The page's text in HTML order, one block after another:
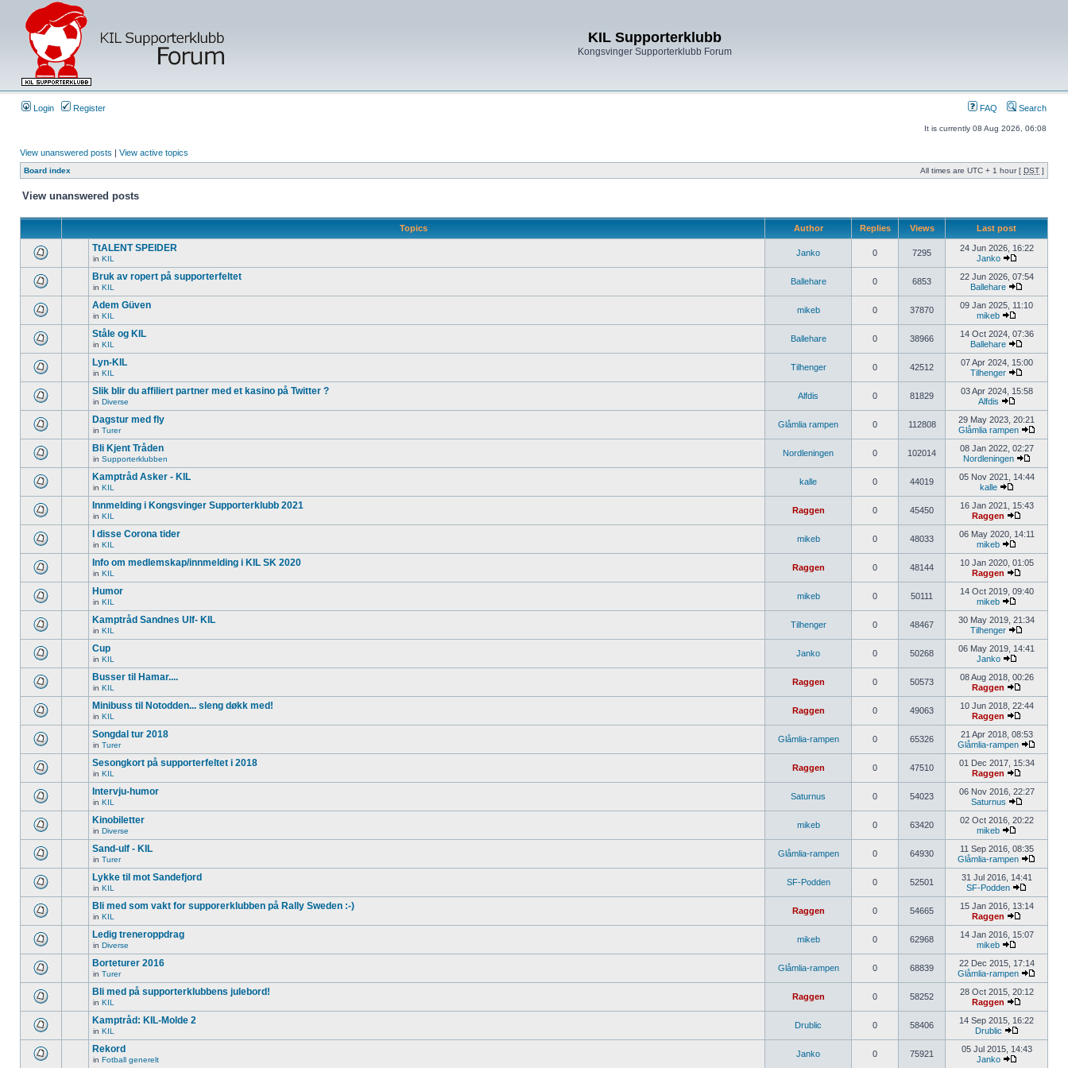
KIL Supporterklubb
Kongsvinger Supporterklubb Forum
Login Register FAQ Search
It is currently 08 Aug 2026, 06:08
View unanswered posts | View active topics
Board index All times are UTC + 1 hour [ DST ]
View unanswered posts
Topics Author Replies Views Last post
TtALENT SPEIDER
in KIL
Janko 0 7295
24 Jun 2026, 16:22
Janko
Bruk av ropert på supporterfeltet
in KIL
Ballehare 0 6853
22 Jun 2026, 07:54
Ballehare
Adem Güven
in KIL
mikeb 0 37870
09 Jan 2025, 11:10
mikeb
Ståle og KIL
in KIL
Ballehare 0 38966
14 Oct 2024, 07:36
Ballehare
Lyn-KIL
in KIL
Tilhenger 0 42512
07 Apr 2024, 15:00
Tilhenger
Slik blir du affiliert partner med et kasino på Twitter ?
in Diverse
Alfdis 0 81829
03 Apr 2024, 15:58
Alfdis
Dagstur med fly
in Turer
Glåmlia rampen 0 112808
29 May 2023, 20:21
Glåmlia rampen
Bli Kjent Tråden
in Supporterklubben
Nordleningen 0 102014
08 Jan 2022, 02:27
Nordleningen
Kamptråd Asker - KIL
in KIL
kalle 0 44019
05 Nov 2021, 14:44
kalle
Innmelding i Kongsvinger Supporterklubb 2021
in KIL
Raggen 0 45450
16 Jan 2021, 15:43
Raggen
I disse Corona tider
in KIL
mikeb 0 48033
06 May 2020, 14:11
mikeb
Info om medlemskap/innmelding i KIL SK 2020
in KIL
Raggen 0 48144
10 Jan 2020, 01:05
Raggen
Humor
in KIL
mikeb 0 50111
14 Oct 2019, 09:40
mikeb
Kamptråd Sandnes Ulf- KIL
in KIL
Tilhenger 0 48467
30 May 2019, 21:34
Tilhenger
Cup
in KIL
Janko 0 50268
06 May 2019, 14:41
Janko
Busser til Hamar....
in KIL
Raggen 0 50573
08 Aug 2018, 00:26
Raggen
Minibuss til Notodden... sleng døkk med!
in KIL
Raggen 0 49063
10 Jun 2018, 22:44
Raggen
Songdal tur 2018
in Turer
Glåmlia-rampen 0 65326
21 Apr 2018, 08:53
Glåmlia-rampen
Sesongkort på supporterfeltet i 2018
in KIL
Raggen 0 47510
01 Dec 2017, 15:34
Raggen
Intervju-humor
in KIL
Saturnus 0 54023
06 Nov 2016, 22:27
Saturnus
Kinobiletter
in Diverse
mikeb 0 63420
02 Oct 2016, 20:22
mikeb
Sand-ulf - KIL
in Turer
Glåmlia-rampen 0 64930
11 Sep 2016, 08:35
Glåmlia-rampen
Lykke til mot Sandefjord
in KIL
SF-Podden 0 52501
31 Jul 2016, 14:41
SF-Podden
Bli med som vakt for supporerklubben på Rally Sweden :-)
in KIL
Raggen 0 54665
15 Jan 2016, 13:14
Raggen
Ledig treneroppdrag
in Diverse
mikeb 0 62968
14 Jan 2016, 15:07
mikeb
Borteturer 2016
in Turer
Glåmlia-rampen 0 68839
22 Dec 2015, 17:14
Glåmlia-rampen
Bli med på supporterklubbens julebord!
in KIL
Raggen 0 58252
28 Oct 2015, 20:12
Raggen
Kamptråd: KIL-Molde 2
in KIL
Drublic 0 58406
14 Sep 2015, 16:22
Drublic
Rekord
in Fotball generelt
Janko 0 75921
05 Jul 2015, 14:43
Janko